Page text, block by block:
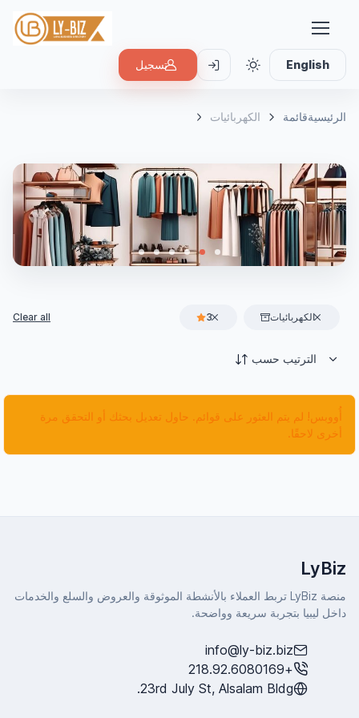
English تسجيل
الرئيسيةقائمة الكهربائيات
الكهربائيات 3
Clear all
الترتيب حسب
أُووبس! لم يتم العثور على قوائم. حاول تعديل بحثك أو التحقق مرة
أخرى لاحقًا.
LyBiz
منصة LyBiz تربط العملاء بالأنشطة الموثوقة والعروض والسلع والخدمات
داخل ليبيا بتجربة سريعة وواضحة.
info@ly-biz.biz
+218.92.6080169
23rd July St, Alsalam Bldg.